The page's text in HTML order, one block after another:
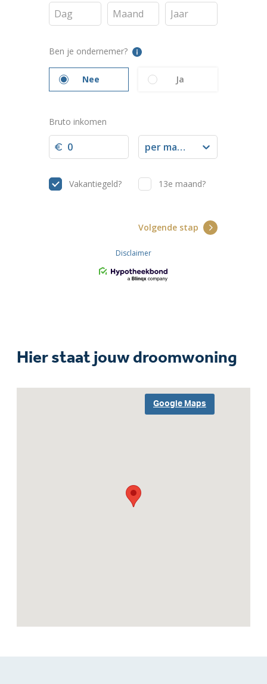
Hier staat jouw droomwoning
Google Maps